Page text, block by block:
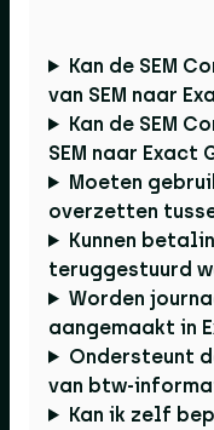
Kan de SEM
van SEM naar
Kan de SEM
SEM naar Exact
Moeten
overzetten
Kunnen
teruggestuurd
Worden
aangemaakt in
Ondersteunt
van btw-
Kan ik zelf